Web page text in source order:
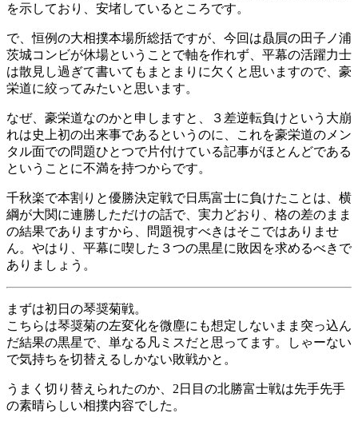
を示しており、安堵しているところです。
で、恒例の大相撲本場所総括ですが、今回は贔屓の田子ノ浦
茨城コンビが休場ということで軸を作れず、平幕の活躍力士
は散見し過ぎて書いてもまとまりに欠くと思いますので、豪
栄道に絞ってみたいと思います。
なぜ、豪栄道なのかと申しますと、３差逆転負けという大崩
れは史上初の出来事であるというのに、これを豪栄道のメン
タル面での問題ひとつで片付けている記事がほとんどである
ということに不満を持つからです。
千秋楽で本割りと優勝決定戦で日馬富士に負けたことは、横
綱が大関に連勝しただけの話で、実力どおり、格の差のまま
の結果でありますから、問題視すべきはそこではありませ
ん。やはり、平幕に喫した３つの黒星に敗因を求めるべきで
ありましょう。
まずは初日の琴奨菊戦。
こちらは琴奨菊の左変化を微塵にも想定しないまま突っ込ん
だ結果の黒星で、単なる凡ミスだと思ってます。しゃーない
で気持ちを切替えるしかない敗戦かと。
うまく切り替えられたのか、2日目の北勝富士戦は先手先手
の素晴らしい相撲内容でした。